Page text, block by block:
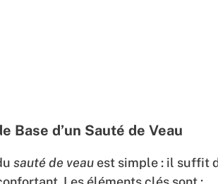
Base d’un Sauté de Veau
sauté de veau est simple : il suffit